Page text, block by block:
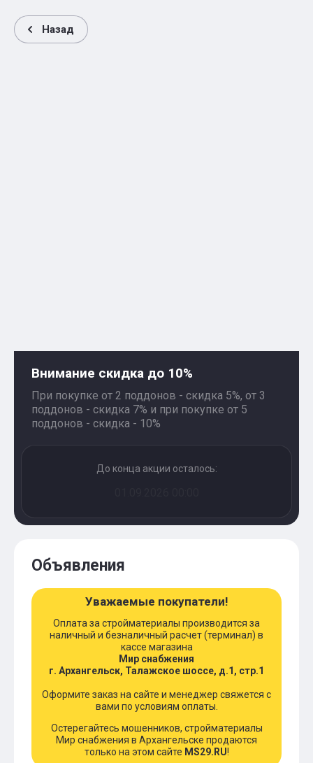
Внимание скидка до 10%
При покупке от 2 поддонов - скидка 5%, от 3
поддонов - скидка 7% и при покупке от 5
поддонов - скидка - 10%
До конца акции осталось:
Объявления
Уважаемые покупатели!
Оплата за стройматериалы производится за
наличный и безналичный расчет (терминал) в
кассе магазина
Мир снабжения
г. Архангельск, Талажское шоссе, д.1, стр.1
Оформите заказ на сайте и менеджер свяжется с
вами по условиям оплаты.
Остерегайтесь мошенников, стройматериалы
Мир снабжения в Архангельске продаются
только на этом сайте MS29.RU!
Назад